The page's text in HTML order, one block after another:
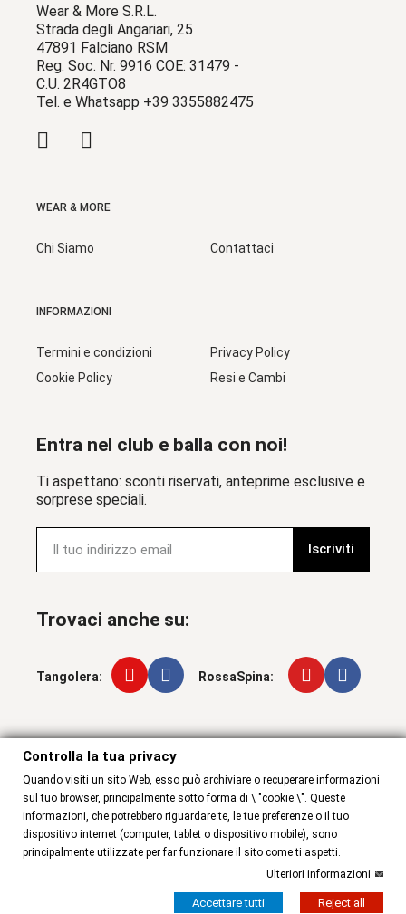
Wear & More S.R.L.
Strada degli Angariari, 25
47891 Falciano RSM
Reg. Soc. Nr. 9916 COE: 31479 -
C.U. 2R4GTO8
Tel. e Whatsapp +39 3355882475
WEAR & MORE
Chi Siamo Contattaci
INFORMAZIONI
Termini e condizioni
Cookie Policy
Privacy Policy
Resi e Cambi
Entra nel club e balla con noi!
Ti aspettano: sconti riservati, anteprime esclusive e
sorprese speciali.
Iscriviti
Trovaci anche su:
Tangolera: RossaSpina:
Controlla la tua privacy
© 2025 wear & More . All rights reserved
Controlla la tua privacy
Quando visiti un sito Web, esso può archiviare o recuperare informazioni
sul tuo browser, principalmente sotto forma di \ "cookie \". Queste
informazioni, che potrebbero riguardare te, le tue preferenze o il tuo
dispositivo internet (computer, tablet o dispositivo mobile), sono
principalmente utilizzate per far funzionare il sito come ti aspetti.
Ulteriori informazioni
Accettare tutti Reject all